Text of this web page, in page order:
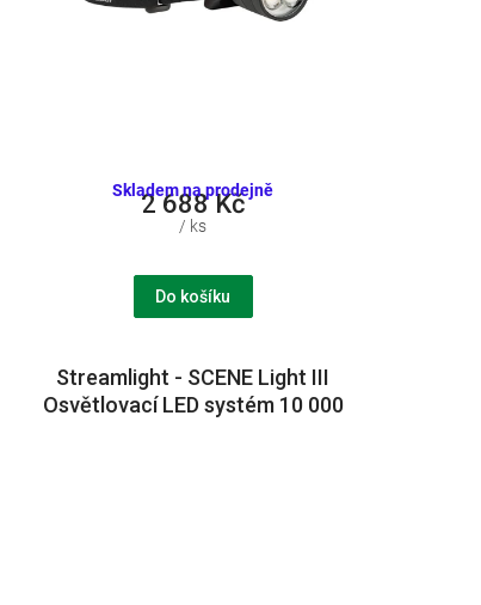
Skladem na prodejně
2 688 Kč
/ ks
Do košíku
Streamlight - SCENE Light III
Osvětlovací LED systém 10 000